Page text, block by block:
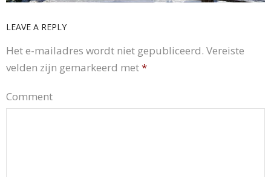
LEAVE A REPLY
Het e-mailadres wordt niet gepubliceerd. Vereiste
velden zijn gemarkeerd met*
Comment